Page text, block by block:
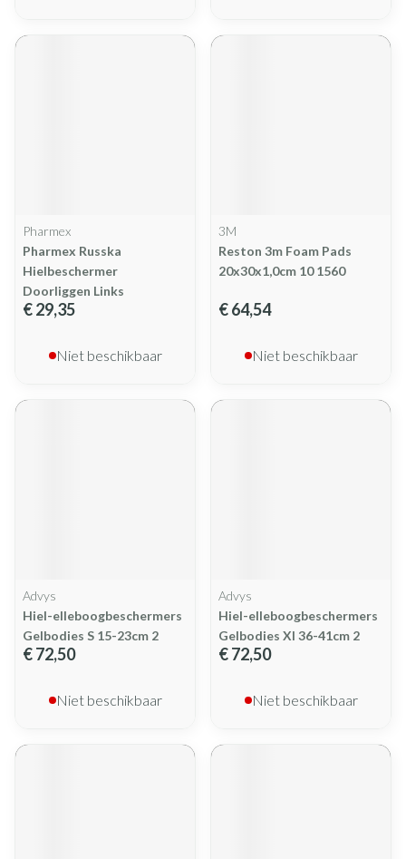
Pharmex
Pharmex Russka
Hielbeschermer
Doorliggen Links
€ 29,35
Niet beschikbaar
3M
Reston 3m Foam Pads
20x30x1,0cm 10 1560
€ 64,54
Niet beschikbaar
Advys
Hiel-elleboogbeschermers
Gelbodies S 15-23cm 2
€ 72,50
Niet beschikbaar
Advys
Hiel-elleboogbeschermers
Gelbodies Xl 36-41cm 2
€ 72,50
Niet beschikbaar